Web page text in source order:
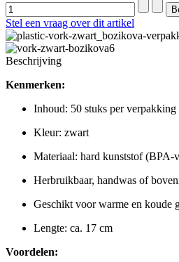
Stel een vraag over dit artikel
Beschrijving
Kenmerken:
Inhoud: 50 stuks per verpakking
Kleur: zwart
Materiaal: hard kunststof (BPA-
Herbruikbaar, handwas of
Geschikt voor warme en koude
Lengte: ca. 17 cm
Voordelen: